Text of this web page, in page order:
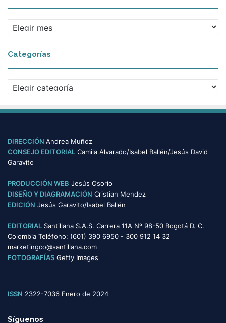
r
h
i
v
Categorías
a
e
o
r
í
s
DIRECCIÓN Andrea Muñoz
CONSEJO EDITORIAL Camila Alvarado/Isabel Ballén/Jesús David
Garavito
PRODUCCIÓN WEB Jesús Osorio
DISEÑO Y DIAGRAMACIÓN Cristian Mendez
EDICIÓN Jesús Garavito/Isabel Ballén
EDITORIAL Santillana S.A.S. Carrera 11A Nº 98-50 Bogotá D. C.
Colombia Teléfono: (601) 390 6950 - 300 912 14 32
marketingco@santillana.com
FOTOGRAFÍAS Getty Images
ISSN 2322-7036 Enero de 2024
Síguenos